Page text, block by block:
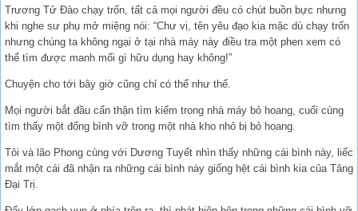
Trương Tử Đào chạy trốn, tất cả mọi người đều có chút buồn bực nhưng
khi nghe sư phụ mở miệng nói: “Chư vị, tên yêu đạo kia mặc dù chạy trốn
nhưng chúng ta không ngại ở tại nhà máy này điều tra một phen xem có
thể tìm được manh mối gì hữu dụng hay không!”
Chuyện cho tới bây giờ cũng chỉ có thể như thế.
Mọi người bắt đầu cẩn thận tìm kiếm trong nhà máy bỏ hoang, cuối cùng
tìm thấy một đống bình vỡ trong một nhà kho nhỏ bị bỏ hoang.
Tôi và lão Phong cùng với Dương Tuyết nhìn thấy những cái bình này, liếc
mắt một cái đã nhận ra những cái bình này giống hệt cái bình kia của Tăng
Đại Trị.